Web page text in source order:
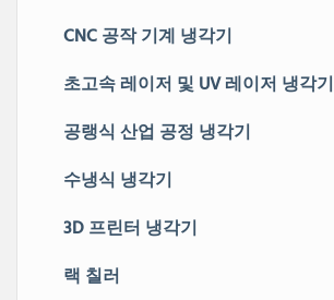
CNC 공작 기계 냉각기
초고속 레이저 및 UV 레이저 냉각기
공랭식 산업 공정 냉각기
수냉식 냉각기
3D 프린터 냉각기
랙 칠러